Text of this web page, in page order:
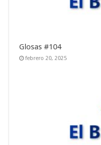
Glosas #104
febrero 20, 2025